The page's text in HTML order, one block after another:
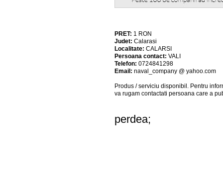
PRET: 1 RON
Judet: Calarasi
Localitate: CALARSI
Persoana contact: VALI
Telefon: 0724841298
Email: naval_company @ yahoo.com
Produs / serviciu disponibil . Pentru
va rugam contactati persoana care a
perdea;